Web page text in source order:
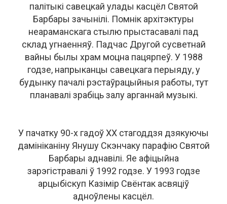
палітыкі савецкай улады касцёл Святой
Барбары зачынілі. Помнік архітэктуры
неараманскага стылю прыстасавалі пад
склад угнаенняў. Падчас Другой сусветнай
вайны былы храм моцна пацярпеў. У 1988
годзе, напрыканцы савецкага перыяду, у
будынку пачалі рэстаўрацыйныя работы, тут
планавалі зрабіць залу арганнай музыкі.
У пачатку 90-х гадоў ХХ стагоддзя дзякуючы
дамініканіну Янушу Скэнчаку парафію Святой
Барбары аднавілі. Яе афіцыйна
зарэгістравалі ў 1992 годзе. У 1993 годзе
арцыбіскуп Казімір Свёнтак асвяціў
адноўлены касцёл.